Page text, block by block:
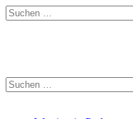
Suchen
nach:
Suchen
nach: